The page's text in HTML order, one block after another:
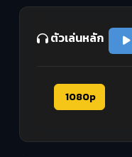
ตัวเล่นหลัก
1080p